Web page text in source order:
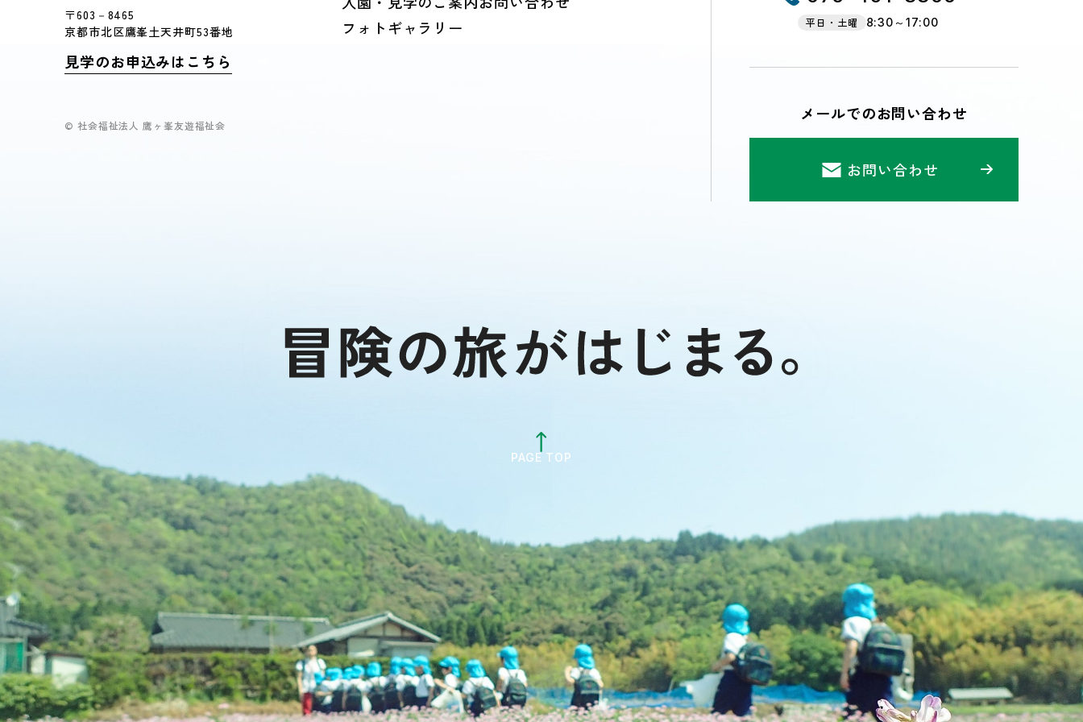
〒603－8465
京都市北区鷹峯土天井町53番地
見学のお申込みはこちら
フォトギャラリー
平日・土曜 8:30～17:00
メールでのお問い合わせ
お問い合わせ
© 社会福祉法人 鷹ヶ峯友遊福祉会
PAGE TOP